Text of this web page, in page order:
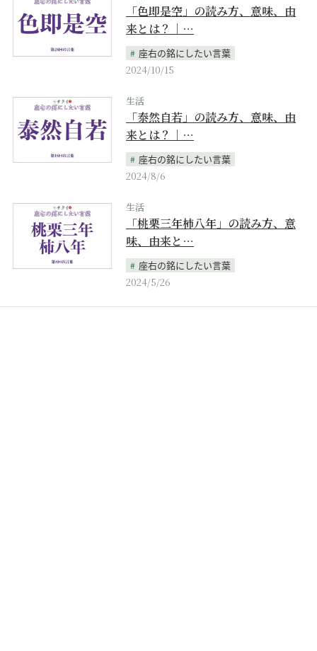
「色即是空」の読み方、意味、由
来とは？｜…
座右の銘にしたい言葉
2024/10/15
生活
「泰然自若」の読み方、意味、由
来とは？｜…
座右の銘にしたい言葉
2024/8/6
生活
「桃栗三年柿八年」の読み方、意
味、由来と…
座右の銘にしたい言葉
2024/5/26